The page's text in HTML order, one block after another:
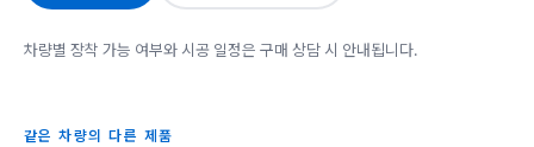
차량별 장착 가능 여부와 시공 일정은 구매 상담 시 안내됩니다.
같은 차량의 다른 제품